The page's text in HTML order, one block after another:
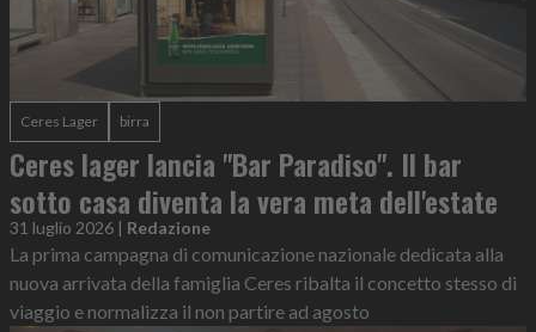
Ceres Lager birra
Ceres lager lancia "Bar Paradiso". Il bar
sotto casa diventa la vera meta dell'estate
31 luglio 2026 | Redazione
La prima campagna di comunicazione nazionale dedicata alla
nuova arrivata della famiglia Ceres ribalta il concetto stesso di
viaggio e normalizza il non partire ad agosto